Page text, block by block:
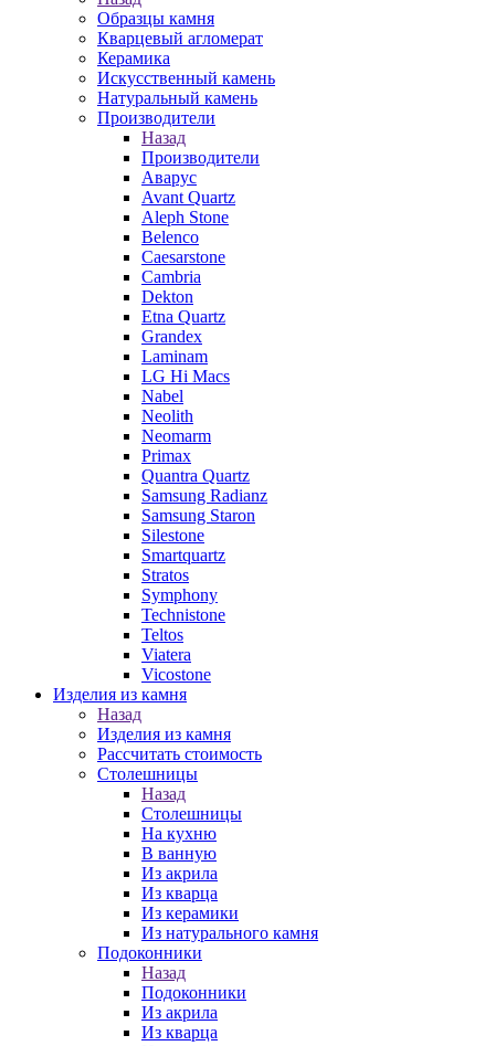
Образцы камня
Кварцевый агломерат
Керамика
Искусственный камень
Натуральный камень
Производители
Назад
Производители
Аварус
Avant Quartz
Aleph Stone
Belenco
Caesarstone
Cambria
Dekton
Etna Quartz
Grandex
Laminam
LG Hi Macs
Nabel
Neolith
Neomarm
Primax
Quantra Quartz
Samsung Radianz
Samsung Staron
Silestone
Smartquartz
Stratos
Symphony
Technistone
Teltos
Viatera
Vicostone
Изделия из камня
Назад
Изделия из камня
Рассчитать стоимость
Столешницы
Назад
Столешницы
На кухню
В ванную
Из акрила
Из кварца
Из керамики
Из натурального камня
Подоконники
Назад
Подоконники
Из акрила
Из кварца